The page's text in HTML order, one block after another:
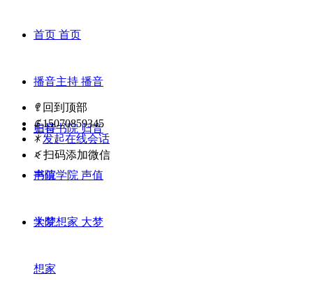
首页 首页
播音主持 播音
主持
归音书院 归音
书院
声值学院 声值
学院
大梦想家 大梦
想家
ꁸ 回到顶部
ꂅ 15070859345
ꁗ 发起在线会话
ꀥ 扫码添加微信